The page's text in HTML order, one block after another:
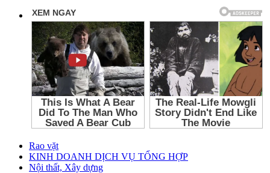
Rao vặt
KINH DOANH DỊCH VỤ TỔNG HỢP
Nội thất, Xây dựng